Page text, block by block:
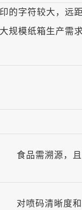
的字符较大，远
规模纸箱生产需
食品需溯源，
对喷码清晰度